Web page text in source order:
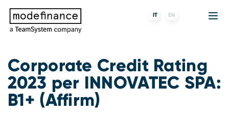
IT EN
Corporate Credit Rating
2023 per INNOVATEC SPA:
B1+ (Affirm)
Agenzia di Rating
Rating ESG
MORE
ForST
Fintech
Banche e finanziarie
Chi siamo
Partner e clienti